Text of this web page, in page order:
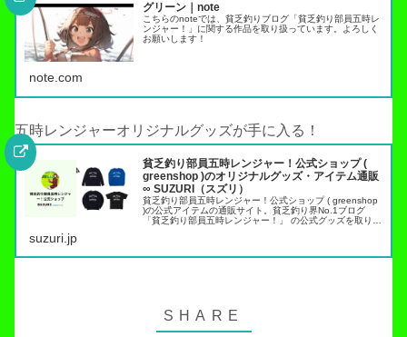
グリーン｜note
こちらのnoteでは、貧乏釣りブログ「貧乏釣り部員五時レ
ンジャー！」に関する作品を取り扱っています。よろしく
お願いします！
note.com
五時レンジャーオリジナルグッズが手に入る！
貧乏釣り部員五時レンジャー！公式ショップ (
greenshop )のオリジナルグッズ・アイテム通販
∞ SUZURI（スズリ）
貧乏釣り部員五時レンジャー！公式ショップ ( greenshop
)の公式アイテムの通販サイト。貧乏釣り界No.1ブログ
「貧乏釣り部員五時レンジャー！」 の公式グッズを取り扱
suzuri.jp